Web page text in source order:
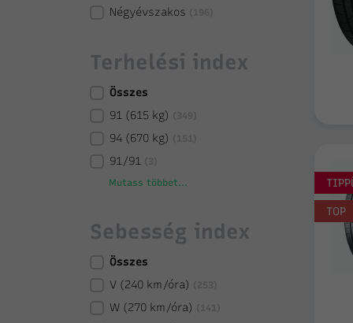
Négyévszakos
Terhelési index
Összes
91 (615 kg)
94 (670 kg)
91/91
Mutass többet...
Sebesség index
Összes
V (240 km/óra)
W (270 km/óra)
TOP